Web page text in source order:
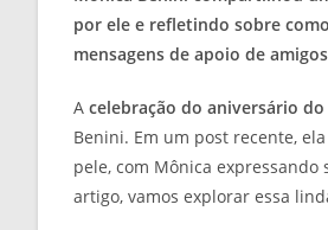
por ele e refletindo sobre
mensagens de apoio de
A celebração do aniversário
Benini. Em um post recente,
pele, com Mônica
artigo, vamos explorar essa